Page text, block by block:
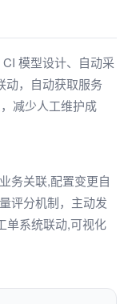
模型设计、自动采
动，自动获取服务
减少人工维护成
务关联,配置变更自
评分机制，主动发
单系统联动,可视化